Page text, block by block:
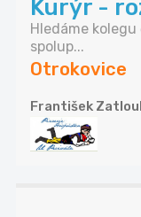
Kurýr -
Hledáme
spolup...
Otrokovice
František